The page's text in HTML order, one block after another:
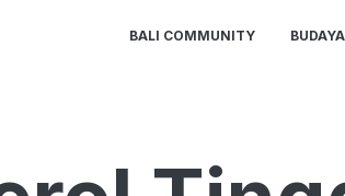
BALI COMMUNITY BUDAYA